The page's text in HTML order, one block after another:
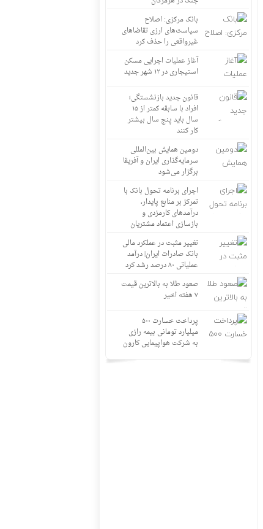
بانک مرکزی: اصلاح
سیاست‌های ارزی تقاضاهای
غیرواقعی را حذف کرد
آغاز عملیات اجرایی مسکن
استیجاری در ۱۲ شهر جدید
قانون جدید بازنشستگی؛
افراد با سابقه کمتر از ۱۵
سال باید پنج سال بیشتر
کار کنند
دومین همایش بین‌المللی
سرمایه‌گذاری ایران و آفریقا
برگزار می‌شود
اجرای برنامه تحول بانک با
تمرکز بر منابع پایدار،
درآمدهای کارمزدی و
بازسازی اعتماد مشتریان
تغییر مثبت در عملکرد مالی
بانک صادرات ایران| درآمد
عملیاتی ۸۰ درصد رشد کرد
صعود طلا به بالاترین قیمت
۷ هفته اخیر
پرداخت خسارت ۵۰۰
میلیارد تومانی بیمه رازی
به شرکت هواپیمایی کارون